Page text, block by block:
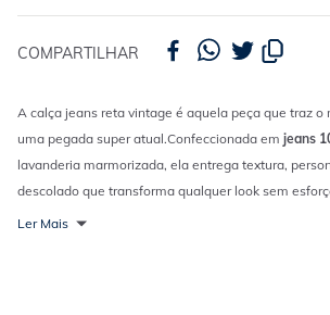
COMPARTILHAR
A calça jeans reta vintage é aquela peça que traz o
uma pegada super atual.Confeccionada em jeans
lavanderia marmorizada, ela entrega textura,
descolado que transforma qualquer look sem
reta garante um caimento confortável e atemporal,
Ler Mais